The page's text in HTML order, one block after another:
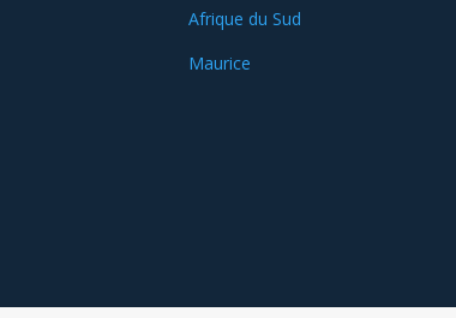
Afrique du Sud
Maurice